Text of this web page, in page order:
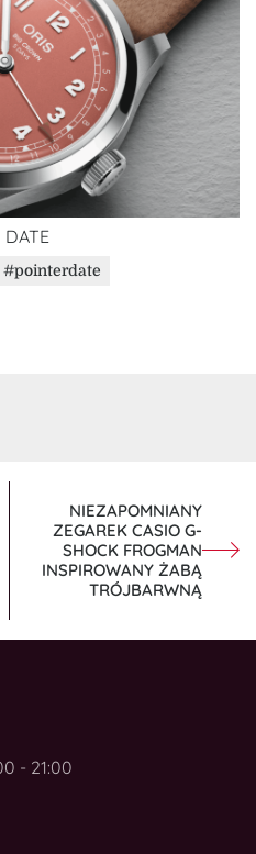
DATE
pointerdate
NIEZAPOMNIANY
ZEGAREK CASIO G-
SHOCK FROGMAN
INSPIROWANY ŻABĄ
TRÓJBARWNĄ
- 21:00